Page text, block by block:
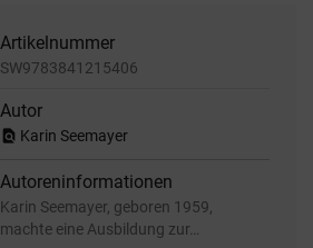
Artikelnummer
SW9783841215406
Autor
find_in_page Karin Seemayer
Autoreninformationen
Karin Seemayer, geboren 1959,
machte eine Ausbildung zur…